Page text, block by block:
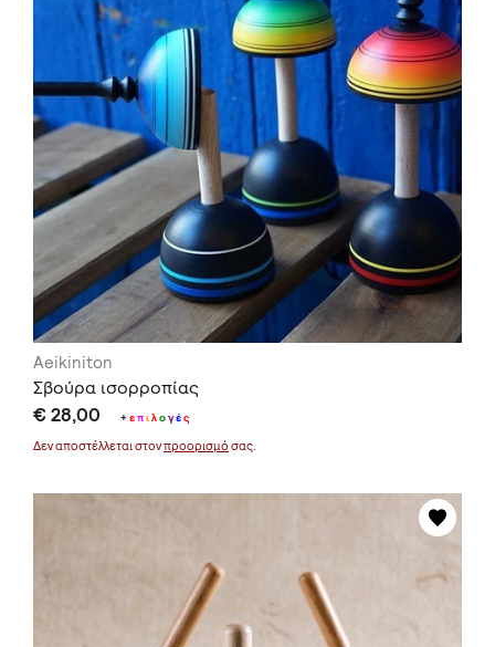
Aeikiniton
Σβούρα ισορροπίας
€ 28,00 +επιλογές
Δεν αποστέλλεται στονπροορισμό σας.